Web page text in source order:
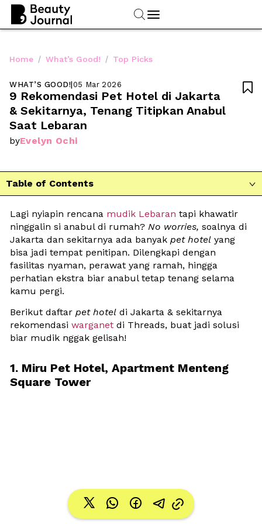
Home / What’s Good! / Top Picks
WHAT’S GOOD!|05 Mar 2026
9 Rekomendasi Pet Hotel di Jakarta
& Sekitarnya, Tenang Titipkan Anabul
Saat Lebaran
byEvelyn Ochi

Table of Contents 
Lagi nyiapin rencana mudik Lebaran tapi khawatir
ninggalin si anabul di rumah? No worries, soalnya di
Jakarta dan sekitarnya ada banyak pet hotel yang
bisa jadi tempat penitipan. Dilengkapi dengan
fasilitas nyaman, perawat yang ramah, hingga
perhatian ekstra biar anabul tetap tenang selama
kamu pergi.
Berikut daftar pet hotel di Jakarta & sekitarnya
rekomendasi warganet di Threads, buat jadi solusi
biar mudik nggak gelisah!
1. Miru Pet Hotel, Apartment Menteng
Square Tower